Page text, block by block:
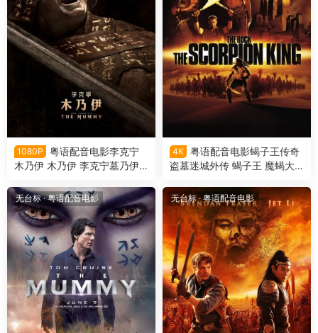
1080P
粤语配音电影李克宁
木乃伊 木乃伊 李克宁墓乃伊 L
4K 粤语配音电影蝎子王传奇
盗墓迷城外传 蝎子王 魔蝎大
无台标·粤语配音电影 无台标·粤语配音电影